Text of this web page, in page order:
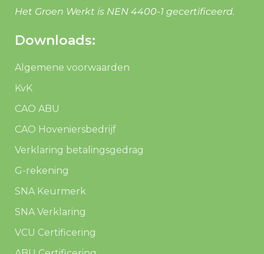
Het Groen Werkt is NEN 4400-1 gecertificeerd.
Downloads:
Algemene voorwaarden
KvK
CAO ABU
CAO Hoveniersbedrijf
Verklaring betalingsgedrag
G-rekening
SNA Keurmerk
SNA Verklaring
VCU Certificering